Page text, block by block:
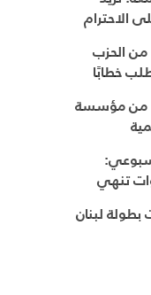
الاحترام
الحزب
خطابًا
من مؤسسة
تنهي
لبنان